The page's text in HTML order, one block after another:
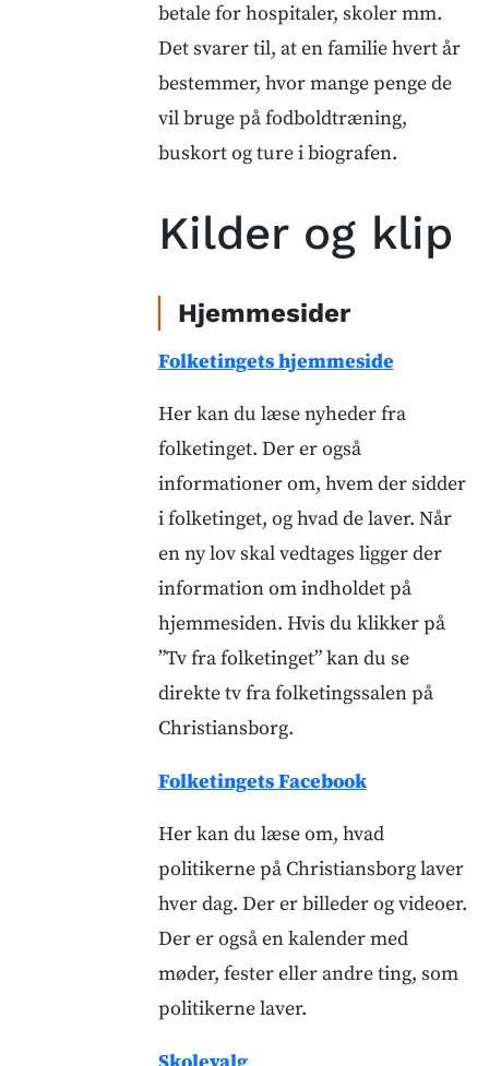
betale for hospitaler, skoler mm.
Det svarer til, at en familie hvert år
bestemmer, hvor mange penge de
vil bruge på fodboldtræning,
buskort og ture i biografen.
Kilder og klip
Hjemmesider
Folketingets hjemmeside
Her kan du læse nyheder fra
folketinget. Der er også
informationer om, hvem der sidder
i folketinget, og hvad de laver. Når
en ny lov skal vedtages ligger der
information om indholdet på
hjemmesiden. Hvis du klikker på
”Tv fra folketinget” kan du se
direkte tv fra folketingssalen på
Christiansborg.
Folketingets Facebook
Her kan du læse om, hvad
politikerne på Christiansborg laver
hver dag. Der er billeder og videoer.
Der er også en kalender med
møder, fester eller andre ting, som
politikerne laver.